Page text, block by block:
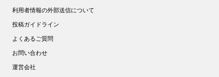
利用者情報の外部送信について
投稿ガイドライン
よくあるご質問
お問い合わせ
運営会社